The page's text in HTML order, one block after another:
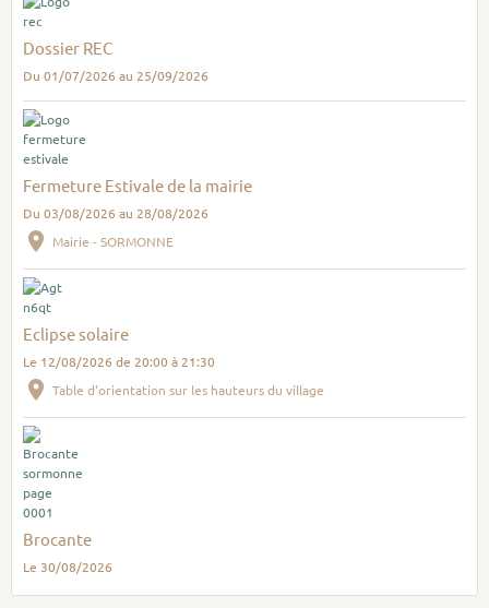
Dossier REC
Du 01/07/2026 au 25/09/2026
Fermeture Estivale de la mairie
Du 03/08/2026 au 28/08/2026
Mairie - SORMONNE
Eclipse solaire
Le 12/08/2026 de 20:00 à 21:30
Table d'orientation sur les hauteurs du village
Brocante
Le 30/08/2026